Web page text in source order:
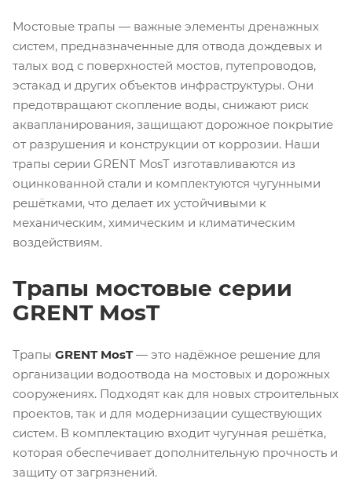
Мостовые трапы — важные элементы дренажных
систем, предназначенные для отвода дождевых и
талых вод с поверхностей мостов, путепроводов,
эстакад и других объектов инфраструктуры. Они
предотвращают скопление воды, снижают риск
аквапланирования, защищают дорожное покрытие
от разрушения и конструкции от коррозии. Наши
трапы серии GRENT MosT изготавливаются из
оцинкованной стали и комплектуются чугунными
решётками, что делает их устойчивыми к
механическим, химическим и климатическим
воздействиям.
Трапы мостовые серии
GRENT MosT
Трапы GRENT MosT— это надёжное решение для
организации водоотвода на мостовых и дорожных
сооружениях. Подходят как для новых строительных
проектов, так и для модернизации существующих
систем. В комплектацию входит чугунная решётка,
которая обеспечивает дополнительную прочность и
защиту от загрязнений.